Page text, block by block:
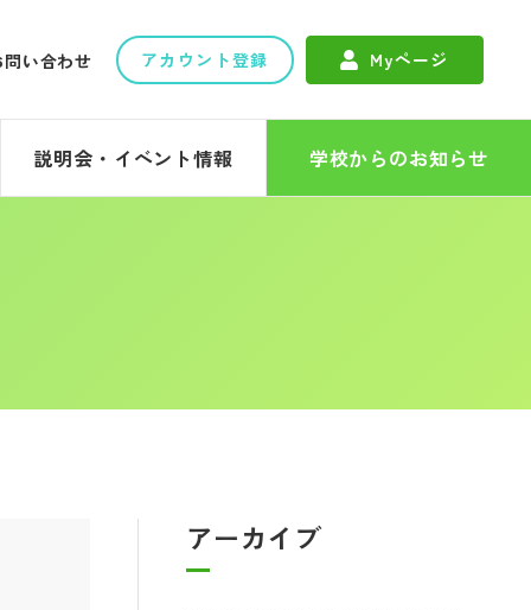
問い合わせ アカウント登録 Myページ
説明会・イベント情報 学校からのお知らせ
アーカイブ